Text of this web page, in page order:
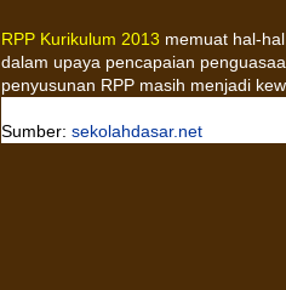
RPP Kurikulum 2013 memuat hal-
dalam upaya pencapaian
penyusunan RPP masih menjadi
Sumber: sekolahdasar.net